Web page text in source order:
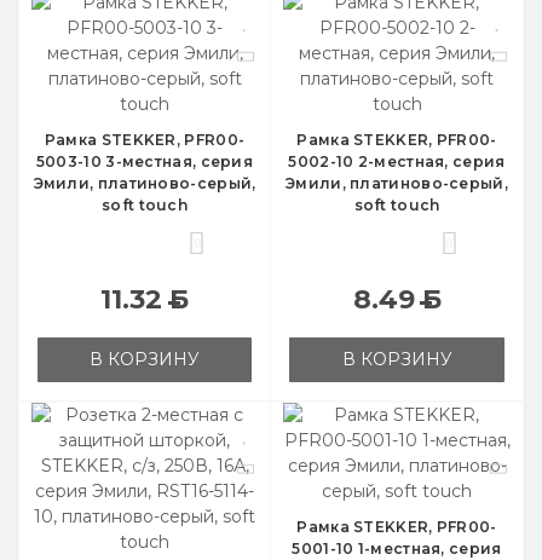
Рамка STEKKER, PFR00-
5003-10 3-местная, серия
Эмили, платиново-серый,
soft touch
11.32Б
В КОРЗИНУ
Рамка STEKKER, PFR00-
5002-10 2-местная, серия
Эмили, платиново-серый,
soft touch
8.49Б
В КОРЗИНУ
Рамка STEKKER, PFR00-
5001-10 1-местная, серия